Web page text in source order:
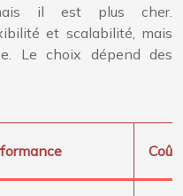
mais il est plus cher.
et scalabilité, mais
Le choix dépend des
Coût